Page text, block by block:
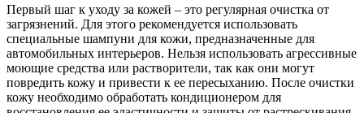
Первый шаг к уходу за кожей – это регулярная очистка от
загрязнений. Для этого рекомендуется использовать
специальные шампуни для кожи, предназначенные для
автомобильных интерьеров. Нельзя использовать агрессивные
моющие средства или растворители, так как они могут
повредить кожу и привести к ее пересыханию. После очистки
кожу необходимо обработать кондиционером для